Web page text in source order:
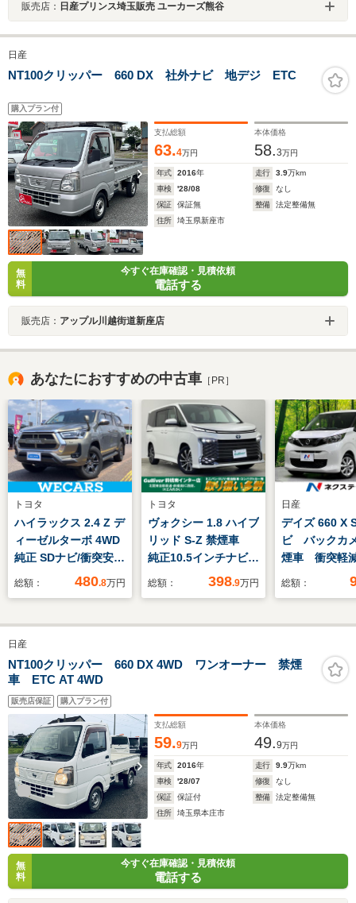
販売店： 日産プリンス埼玉販売 ユーカーズ熊谷
日産
NT100クリッパー 660 DX 社外ナビ 地デジ ETC
購入プラン付
支払総額
63.4万円
本体価格
58.3万円
年式 2016年 走行 3.9万km
車検
'28/08 修復
なし
保証
保証無 整備
法定整備無
住所
埼玉県新座市
無
料
今すぐ在庫確認・見積依頼
電話する
販売店： アップル川越街道新座店
あなたにおすすめの中古車 ［PR］
トヨタ
ハイラックス 2.4 Z デ
ィーゼルターボ 4WD
純正 SDナビ/衝突安全
装置/車線逸脱防止支
接続/ETC/EBD付ABS/
横滑り防止装置/クル
ーズコントロール/バ
ックモニター
総額： 480.8万円
トヨタ
ヴォクシー 1.8 ハイブ
リッド S-Z 禁煙車
純正10.5インチナビ
バックカメラ 両側パ
ロール LEDライト
17インチAW ステア
総額： 398.9万円
日産
デイズ 660 X
ビ バックカ
煙車 衝突軽
踏み間違い
ETC スマー
格納ミラー
インチアル
総額：
日産
NT100クリッパー 660 DX 4WD ワンオーナー 禁煙
車 ETC AT 4WD
販売店保証 購入プラン付
支払総額
59.9万円
本体価格
49.9万円
年式 2016年 走行 9.9万km
車検
'28/07 修復
なし
保証
保証付 整備
法定整備無
住所
埼玉県本庄市
無
料
今すぐ在庫確認・見積依頼
電話する